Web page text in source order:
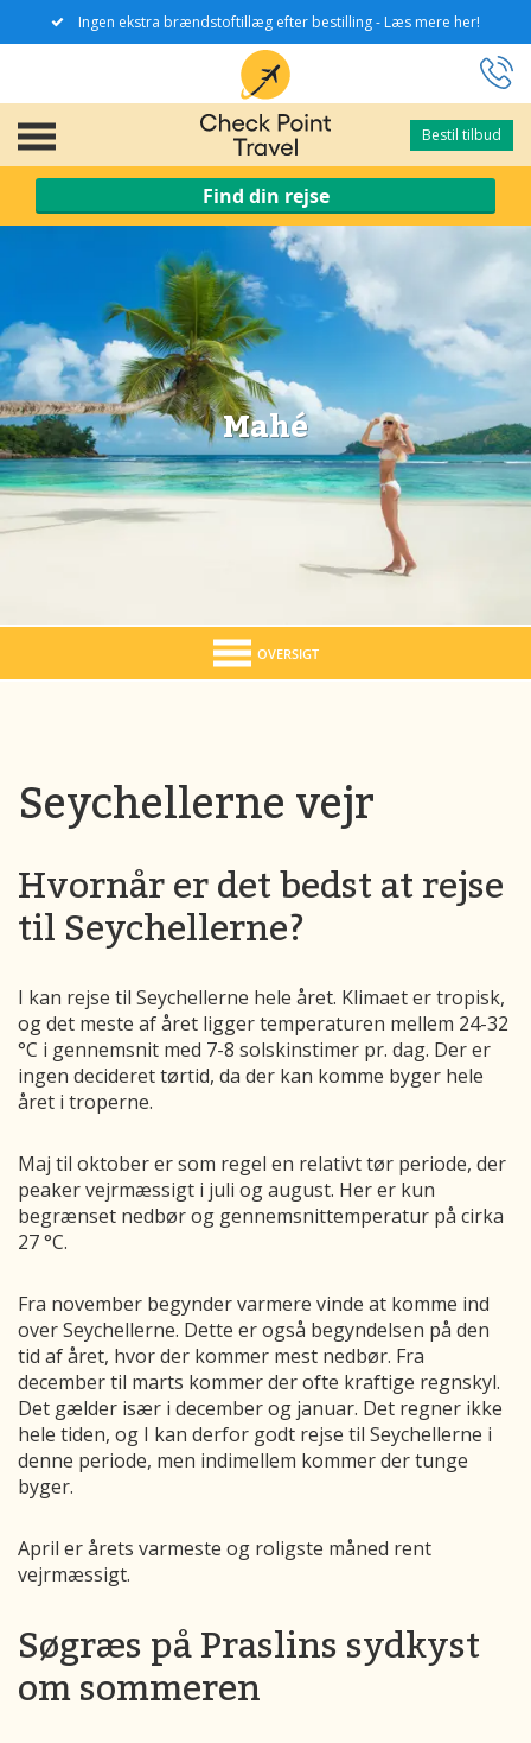
Ingen ekstra brændstoftillæg efter bestilling - Læs mere her!
Bestil tilbud
Bestil tilbud
Find din rejse
Mahé
OVERSIGT
Seychellerne vejr
Hvornår er det bedst at rejse
til Seychellerne?
I kan rejse til Seychellerne hele året. Klimaet er tropisk,
og det meste af året ligger temperaturen mellem 24-32
°C i gennemsnit med 7-8 solskinstimer pr. dag. Der er
ingen decideret tørtid, da der kan komme byger hele
året i troperne.
Maj til oktober er som regel en relativt tør periode, der
peaker vejrmæssigt i juli og august. Her er kun
begrænset nedbør og gennemsnittemperatur på cirka
27 °C.
Fra november begynder varmere vinde at komme ind
over Seychellerne. Dette er også begyndelsen på den
tid af året, hvor der kommer mest nedbør. Fra
december til marts kommer der ofte kraftige regnskyl.
Det gælder især i december og januar. Det regner ikke
hele tiden, og I kan derfor godt rejse til Seychellerne i
denne periode, men indimellem kommer der tunge
byger.
April er årets varmeste og roligste måned rent
vejrmæssigt.
Søgræs på Praslins sydkyst
om sommeren